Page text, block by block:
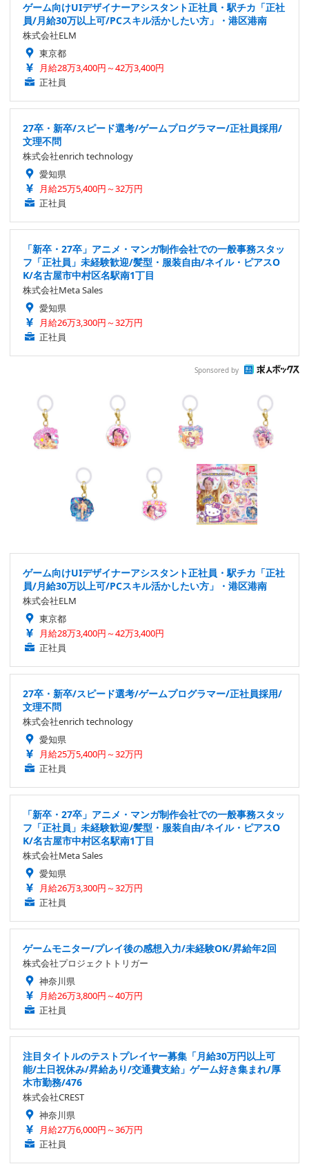
ゲーム向けUIデザイナーアシスタント正社員・駅チカ「正社
員/月給30万以上可/PCスキル活かしたい方」・港区港南
株式会社ELM
東京都
月給28万3,400円～42万3,400円
正社員
27卒・新卒/スピード選考/ゲームプログラマー/正社員採用/
文理不問
株式会社enrich technology
愛知県
月給25万5,400円～32万円
正社員
「新卒・27卒」アニメ・マンガ制作会社での一般事務スタッ
フ「正社員」未経験歓迎/髪型・服装自由/ネイル・ピアスO
K/名古屋市中村区名駅南1丁目
株式会社Meta Sales
愛知県
月給26万3,300円～32万円
正社員
Sponsored by
ゲーム向けUIデザイナーアシスタント正社員・駅チカ「正社
員/月給30万以上可/PCスキル活かしたい方」・港区港南
株式会社ELM
東京都
月給28万3,400円～42万3,400円
正社員
27卒・新卒/スピード選考/ゲームプログラマー/正社員採用/
文理不問
株式会社enrich technology
愛知県
月給25万5,400円～32万円
正社員
「新卒・27卒」アニメ・マンガ制作会社での一般事務スタッ
フ「正社員」未経験歓迎/髪型・服装自由/ネイル・ピアスO
K/名古屋市中村区名駅南1丁目
株式会社Meta Sales
愛知県
月給26万3,300円～32万円
正社員
ゲームモニター/プレイ後の感想入力/未経験OK/昇給年2回
株式会社プロジェクトトリガー
神奈川県
月給26万3,800円～40万円
正社員
注目タイトルのテストプレイヤー募集「月給30万円以上可
能/土日祝休み/昇給あり/交通費支給」ゲーム好き集まれ/厚
木市勤務/476
株式会社CREST
神奈川県
月給27万6,000円～36万円
正社員